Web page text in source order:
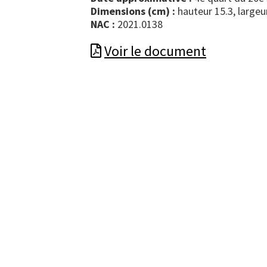
Dimensions (cm) : hauteur 15.3,
NAC : 2021.0138
Voir le document